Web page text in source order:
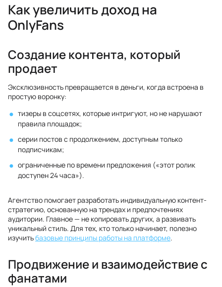
Как увеличить доход на
OnlyFans
Создание контента, который
продает
Эксклюзивность превращается в деньги, когда встроена в
простую воронку:
тизеры в соцсетях, которые интригуют, но не нарушают
правила площадок;
серии постов с продолжением, доступным только
подписчикам;
ограниченные по времени предложения («этот ролик
доступен 24 часа»).
Агентство помогает разработать индивидуальную контент-
стратегию, основанную на трендах и предпочтениях
аудитории. Главное — не копировать других, а развивать
уникальный стиль. Для тех, кто только начинает, полезно
изучитьбазовые принципы работы на платформе.
Продвижение и взаимодействие с
фанатами